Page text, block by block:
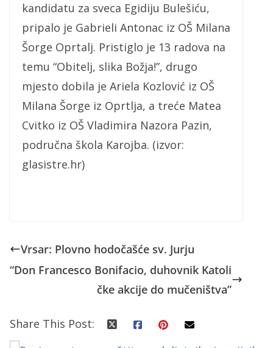
kandidatu za sveca Egidiju Bulešiću,
pripalo je Gabrieli Antonac iz OŠ Milana
Šorge Oprtalj. Pristiglo je 13 radova na
temu “Obitelj, slika Božja!”, drugo
mjesto dobila je Ariela Kozlović iz OŠ
Milana Šorge iz Oprtlja, a treće Matea
Cvitko iz OŠ Vladimira Nazora Pazin,
područna škola Karojba. (izvor:
glasistre.hr)
Vrsar: Plovno hodočašće sv. Jurju
“Don Francesco Bonifacio, duhovnik Katoli
čke akcije do mučeništva”
Share This Post: